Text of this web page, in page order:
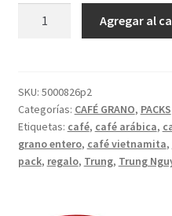
x2
Bolsas
500g
-
Trung
Agregar al
SKU: 5000826p2
Categorías: CAFÉ GRANO, PACKS
Etiquetas: café, café arábica,
grano entero, café vietnamita,
pack, regalo, Trung, Trung